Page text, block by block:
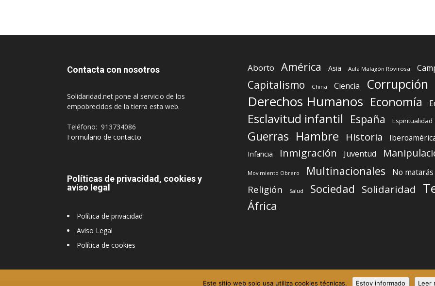
Contacta con nosotros
Solidaridad.net pone al servicio de los
empobrecidos de la tierra esta web.
Teléfono: 913734086
Formulario de contacto
Políticas de privacidad, cookies y
aviso legal
Política de privacidad
Aviso Legal
Política de cookies
Aborto América Asia Aula Malagón Rovirosa
Capitalismo China Ciencia Corrupción
Derechos Humanos Economía
Esclavitud infantil España Espiritualidad
Guerras Hambre Historia
Infancia Inmigración Juventud
Movimiento Obrero Multinacionales No matarás
Religión Salud Sociedad Solidaridad
África
Este sitio web solo usa utiliza cookies técnicas. Estoy informado Leer